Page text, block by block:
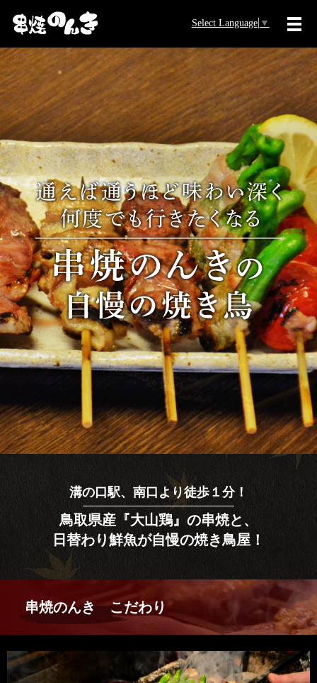
Select Language ▼
メ
溝の口駅、南口より徒歩１分！
鳥取県産『大山鶏』の串焼と、
日替わり鮮魚が自慢の焼き鳥屋！
串焼のんき こだわり